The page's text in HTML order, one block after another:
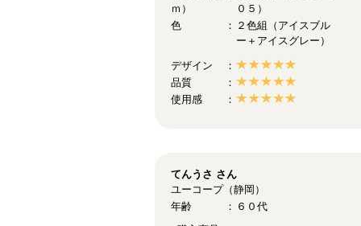
ｍ）
０５）
色
２色組（アイスブル
ー＋アイスグレー）
デザイン
品質
使用感
てんうさ さん
ユーコープ（静岡）
年齢
６０代